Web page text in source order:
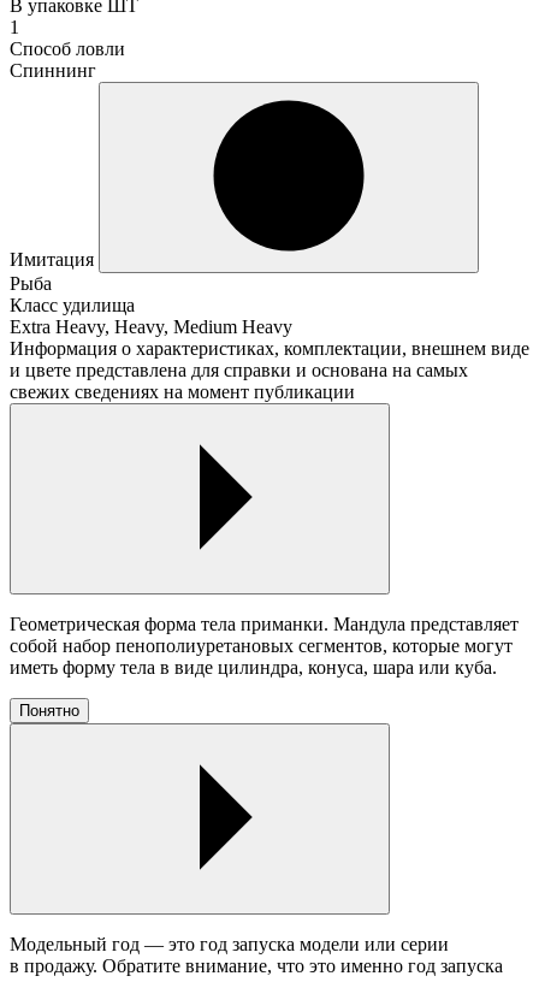
В упаковке ШТ
1
Способ ловли
Спиннинг
Имитация
Рыба
Класс удилища
Extra Heavy, Heavy, Medium Heavy
Информация о характеристиках, комплектации, внешнем виде
и цвете представлена для справки и основана на самых
свежих сведениях на момент публикации
Геометрическая форма тела приманки. Мандула представляет
собой набор пенополиуретановых сегментов, которые могут
иметь форму тела в виде цилиндра, конуса, шара или куба.
Понятно
Модельный год — это год запуска модели или серии
в продажу. Обратите внимание, что это именно год запуска